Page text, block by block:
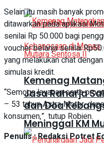
Kemenag
dan Doa
Jasa Raharja
Meninggal KM
Selain itu masih banyak
ditawarkan pada aplikasi
senilai Rp 50.000 bagi
voucher belanja senilai
yang melakukan chat
simulasi kredit.
“Semoga layanan serta
– 53 tahun Astra Motor,
konsumen,” tutup Robien.
Penulis : Redaksi Potret